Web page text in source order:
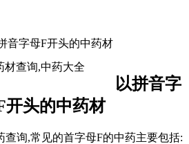
音字母F开头的中药材
以拼音字
开头的中药材
查询,常见的首字母F的中药主要包括: